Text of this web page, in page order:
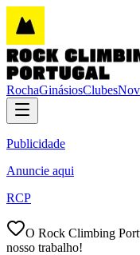
RochaGinásiosClubes
Publicidade
Anuncie aqui
RCP
O Rock Climbing
nosso trabalho!